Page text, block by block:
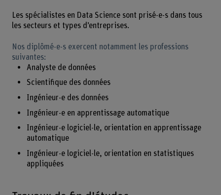
Les spécialistes en Data Science sont prisé-e-s dans tous
les secteurs et types d’entreprises.
Nos diplômé-e-s exercent notamment les professions
suivantes:
Analyste de données
Scientifique des données
Ingénieur-e des données
Ingénieur-e en apprentissage automatique
Ingénieur-e logiciel-le, orientation en apprentissage
automatique
Ingénieur-e logiciel-le, orientation en statistiques
appliquées